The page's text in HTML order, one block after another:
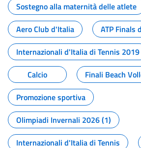
Sostegno alla maternità delle atlete
Aero Club d'Italia
ATP Finals
Internazionali d'Italia di Tennis 2019
Calcio
Finali Beach
Promozione sportiva
Olimpiadi Invernali 2026 (1)
Internazionali d'Italia di Tennis